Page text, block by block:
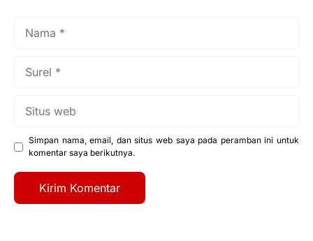
Simpan nama, email, dan situs web saya pada peramban ini untuk
komentar saya berikutnya.